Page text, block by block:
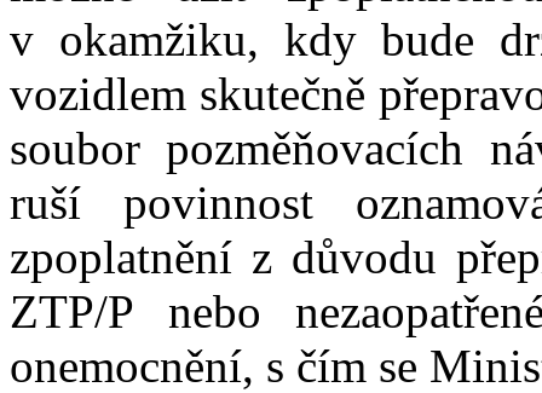
v okamžiku, kdy bude
vozidlem skutečně
soubor pozměňovacích
ruší povinnost
zpoplatnění z důvodu
ZTP/P nebo
onemocnění, s čím se